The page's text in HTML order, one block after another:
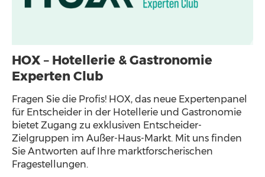
HOX – Hotellerie & Gastronomie
Experten Club
Fragen Sie die Profis! HOX, das neue Expertenpanel
für Entscheider in der Hotellerie und Gastronomie
bietet Zugang zu exklusiven Entscheider-
Zielgruppen im Außer-Haus-Markt. Mit uns finden
Sie Antworten auf Ihre marktforscherischen
Fragestellungen.